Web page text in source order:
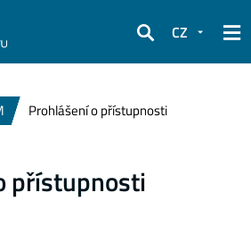
Hledat
CZ
Prohlášení o přístupnosti
přístupnosti